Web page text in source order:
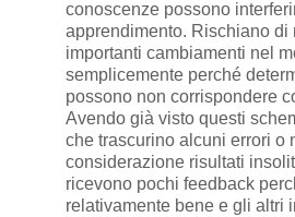
conoscenze possono
apprendimento. Rischiano di
importanti cambiamenti nel
semplicemente perché
possono non corrispondere
Avendo già visto questi
che trascurino alcuni errori o
considerazione risultati
ricevono pochi feedback
relativamente bene e gli altri